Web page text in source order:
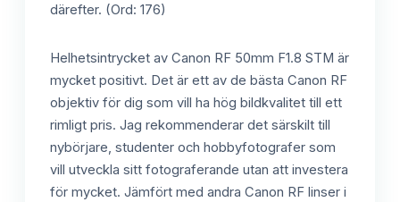
därefter. (Ord: 176)
Helhetsintrycket av Canon RF 50mm F1.8 STM är
mycket positivt. Det är ett av de bästa Canon RF
objektiv för dig som vill ha hög bildkvalitet till ett
rimligt pris. Jag rekommenderar det särskilt till
nybörjare, studenter och hobbyfotografer som
vill utveckla sitt fotograferande utan att investera
för mycket. Jämfört med andra Canon RF linser i